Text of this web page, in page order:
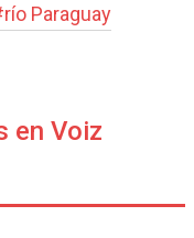
río Paraguay
en Voiz